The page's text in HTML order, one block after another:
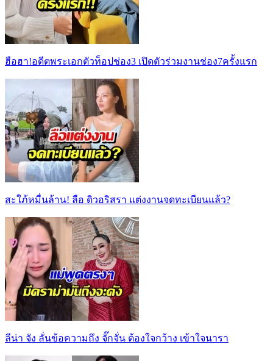
ฮือฮา!อดีตพระเอกตัวท็อปช่อง3 เปิดตัวร่วมงานช่อง7ครั้งแรก
สะใภ้หมื่นล้าน! ลือ ดิวอริสรา แต่งงานจดทะเบียนแล้ว?
ลีน่า จัง ลั่นข้อความถึง จั๊กจั่น ต้องใจกว้าง เข้าใจนารา